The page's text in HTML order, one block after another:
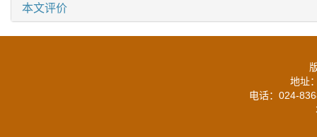
本文评价
地址
电话：024-